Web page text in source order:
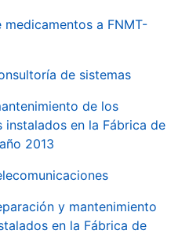
medicamentos a FNMT-
de sistemas
de los
en la Fábrica de
2013
y mantenimiento
en la Fábrica de